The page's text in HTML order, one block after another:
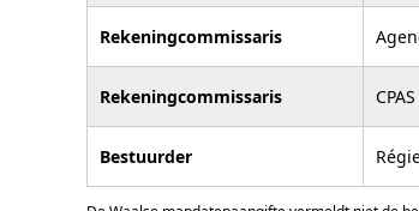
Rekeningcommissaris
Rekeningcommissaris CPAS
Bestuurder